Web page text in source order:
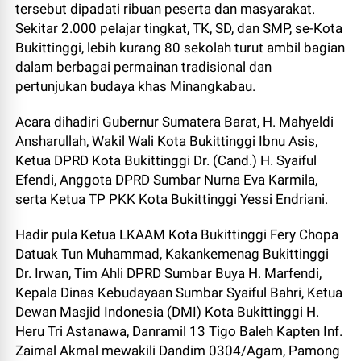
tersebut dipadati ribuan peserta dan masyarakat.
Sekitar 2.000 pelajar tingkat, TK, SD, dan SMP, se-Kota
Bukittinggi, lebih kurang 80 sekolah turut ambil bagian
dalam berbagai permainan tradisional dan
pertunjukan budaya khas Minangkabau.
Acara dihadiri Gubernur Sumatera Barat, H. Mahyeldi
Ansharullah, Wakil Wali Kota Bukittinggi Ibnu Asis,
Ketua DPRD Kota Bukittinggi Dr. (Cand.) H. Syaiful
Efendi, Anggota DPRD Sumbar Nurna Eva Karmila,
serta Ketua TP PKK Kota Bukittinggi Yessi Endriani.
Hadir pula Ketua LKAAM Kota Bukittinggi Fery Chopa
Datuak Tun Muhammad, Kakankemenag Bukittinggi
Dr. Irwan, Tim Ahli DPRD Sumbar Buya H. Marfendi,
Kepala Dinas Kebudayaan Sumbar Syaiful Bahri, Ketua
Dewan Masjid Indonesia (DMI) Kota Bukittinggi H.
Heru Tri Astanawa, Danramil 13 Tigo Baleh Kapten Inf.
Zaimal Akmal mewakili Dandim 0304/Agam, Pamong